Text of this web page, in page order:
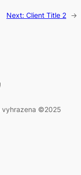
Next: Client Title 2 →
©2025